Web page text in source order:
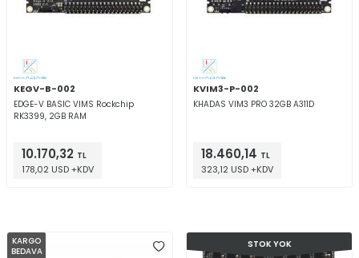
KEGV-B-002
EDGE-V BASIC VIMS Rockchip
RK3399, 2GB RAM
10.170,32 TL
178,02 USD +KDV
KVIM3-P-002
KHADAS VIM3 PRO 32GB A311D
18.460,14 TL
323,12 USD +KDV
KARGO
BEDAVA
STOK YOK